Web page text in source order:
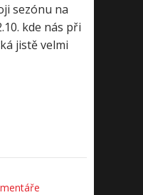
sezónu na
kde nás při
jistě velmi